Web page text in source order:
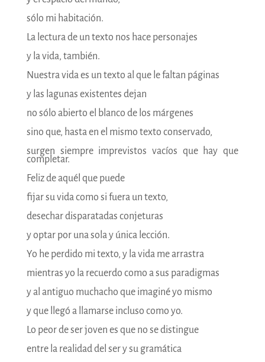
sólo mi habitación.
La lectura de un texto nos hace personajes
y la vida, también.
Nuestra vida es un texto al que le faltan páginas
y las lagunas existentes dejan
no sólo abierto el blanco de los márgenes
sino que, hasta en el mismo texto conservado,
surgen siempre imprevistos vacíos que hay que
completar.
Feliz de aquél que puede
fijar su vida como si fuera un texto,
desechar disparatadas conjeturas
y optar por una sola y única lección.
Yo he perdido mi texto, y la vida me arrastra
mientras yo la recuerdo como a sus paradigmas
y al antiguo muchacho que imaginé yo mismo
y que llegó a llamarse incluso como yo.
Lo peor de ser joven es que no se distingue
entre la realidad del ser y su gramática